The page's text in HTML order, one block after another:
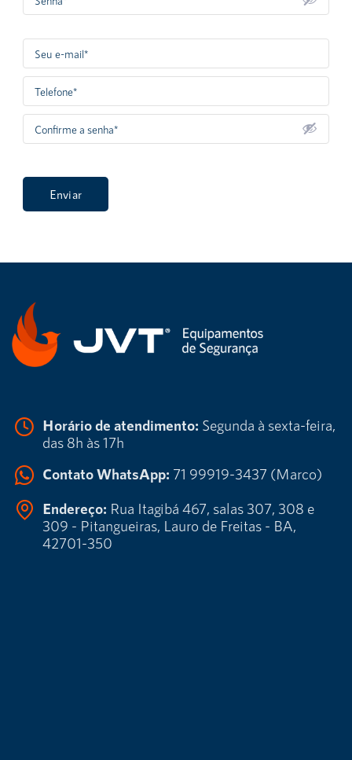
Enviar
Horário de atendimento: Segunda à sexta-feira,
das 8h às 17h
Contato WhatsApp: 71 99919-3437 (Marco)
Endereço: Rua Itagibá 467, salas 307, 308 e
309 - Pitangueiras, Lauro de Freitas - BA,
42701-350